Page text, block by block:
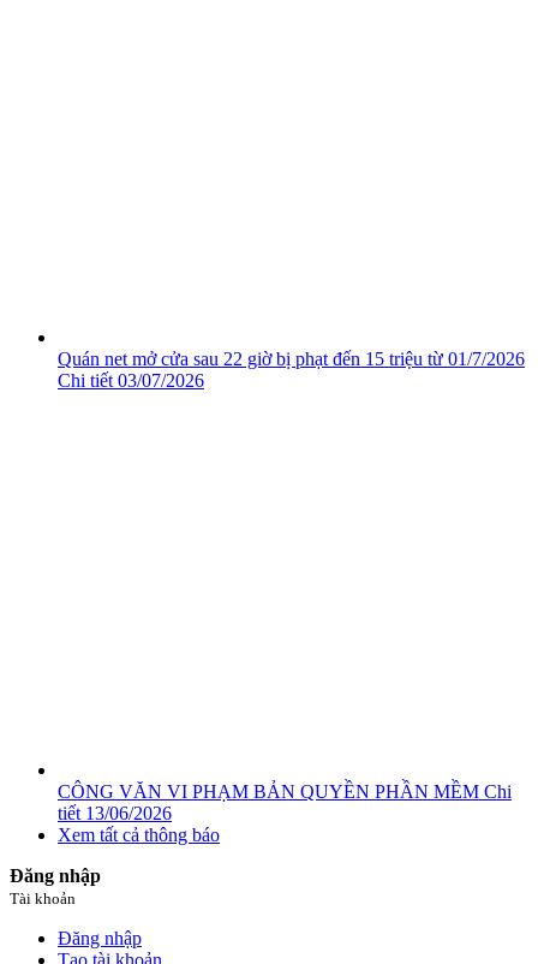
Quán net mở cửa sau 22 giờ bị phạt đến 15 triệu từ 01/7/2026
Chi tiết 03/07/2026
CÔNG VĂN VI PHẠM BẢN QUYỀN PHẦN MỀM Chi
tiết 13/06/2026
Xem tất cả thông báo
Đăng nhập
Tài khoản
Đăng nhập
Tạo tài khoản